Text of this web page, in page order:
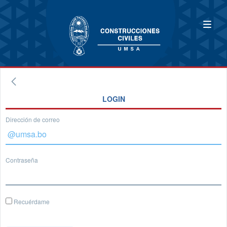
LOGIN
Dirección de correo
Contraseña
Recuérdame